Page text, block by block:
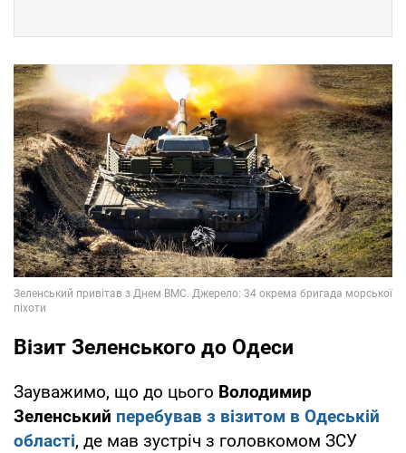
Візит Зеленського до Одеси
Зауважимо, що до цього Володимир
Зеленський перебував з візитом в Одеській
області, де мав зустріч з головкомом ЗСУ